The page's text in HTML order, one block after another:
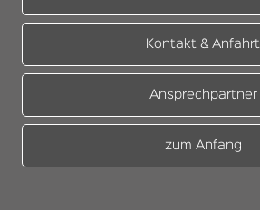
Kontakt & Anfahrt
Ansprechpartner
zum Anfang